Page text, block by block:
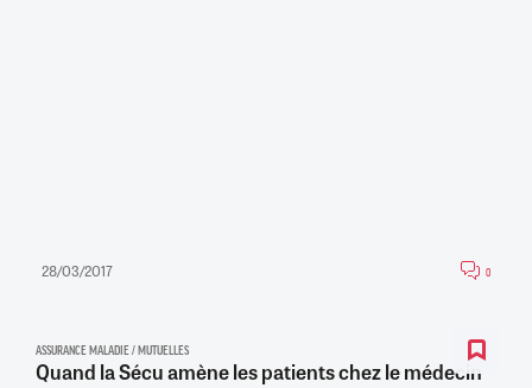
28/03/2017 0
ASSURANCE MALADIE / MUTUELLES
Quand la Sécu amène les patients chez le médecin